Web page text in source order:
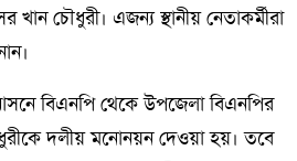
খান চৌধুরী। এজন্য স্থানীয় নেতাকর্মীরা
বিএনপি থেকে উপজেলা বিএনপির
দলীয় মনোনয়ন দেওয়া হয়। তবে